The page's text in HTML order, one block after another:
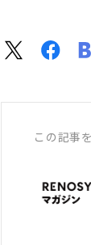
この記事